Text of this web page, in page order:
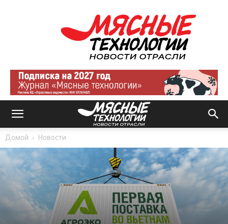
Мясные
технологии
|
Новости
отрасли
Домой Новости